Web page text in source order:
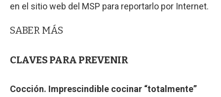
en el sitio web del MSP para reportarlo por Internet.
SABER MÁS
CLAVES PARA PREVENIR
Cocción. Imprescindible cocinar “totalmente”